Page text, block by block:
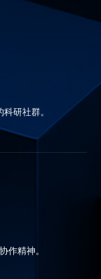
研社群。
作精神。